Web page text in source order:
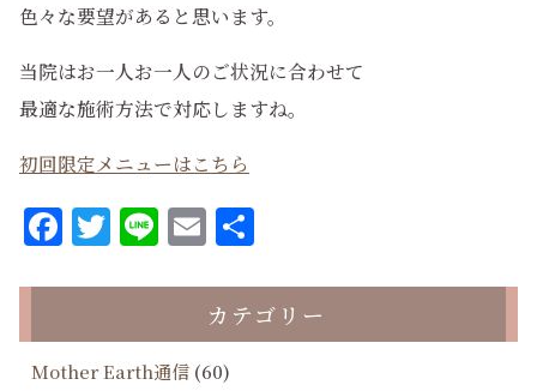
色々な要望があると思います。
当院はお一人お一人のご状況に合わせて
最適な施術方法で対応しますね。
初回限定メニューはこちら
Facebook
Twitter
LineEmail
カテゴリー
Mother Earth通信 (60)